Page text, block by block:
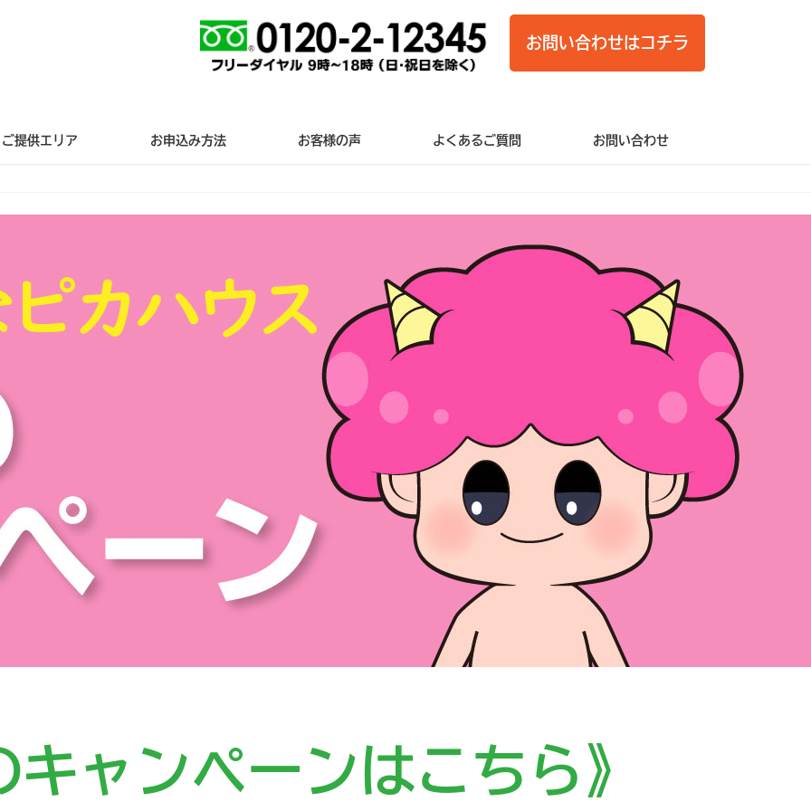
お問い合わせはコチラ
ご提供エリア お申込み方法 お客様の声 よくあるご質問 お問い合わせ
ャンペーンはこちら》